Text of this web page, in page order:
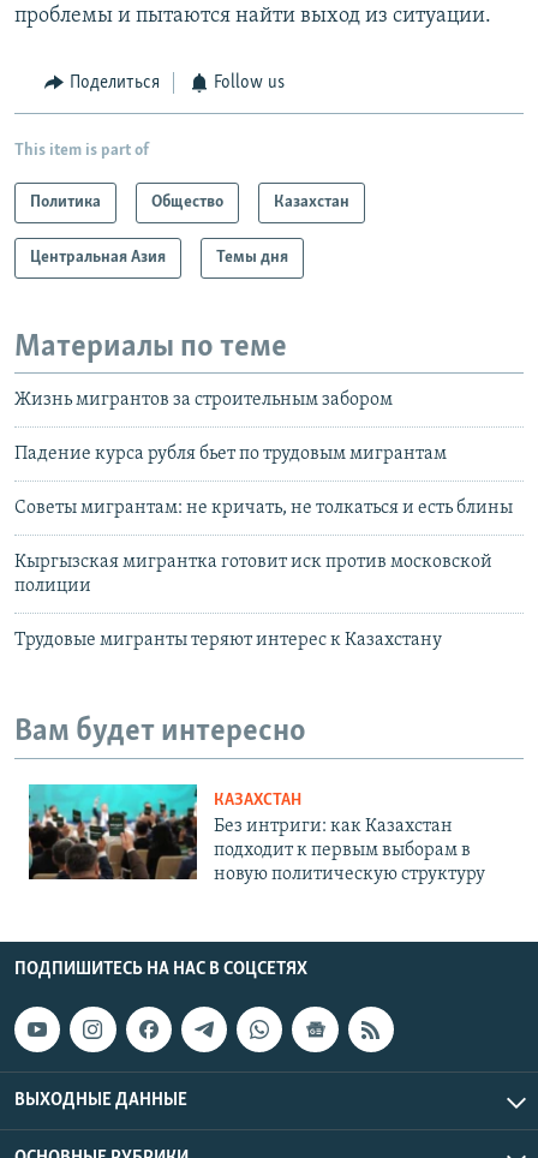
проблемы и пытаются найти выход из ситуации.
Поделиться Follow us
This item is part of
Политика Общество Казахстан
Центральная Азия Темы дня
Материалы по теме
Жизнь мигрантов за строительным забором
Падение курса рубля бьет по трудовым мигрантам
Советы мигрантам: не кричать, не толкаться и есть блины
Кыргызская мигрантка готовит иск против московской
полиции
Трудовые мигранты теряют интерес к Казахстану
Вам будет интересно
КАЗАХСТАН
Без интриги: как Казахстан
подходит к первым выборам в
новую политическую структуру
ПОДПИШИТЕСЬ НА НАС В СОЦСЕТЯХ
ВЫХОДНЫЕ ДАННЫЕ